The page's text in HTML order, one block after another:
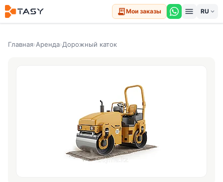
receipt_longМои заказы menu expand_more
Главная›Аренда›Дорожный каток